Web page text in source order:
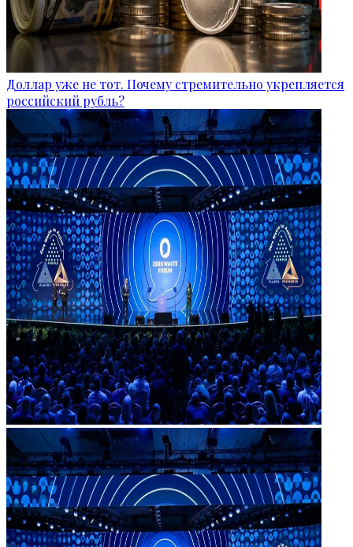
Доллар уже не тот. Почему стремительно укрепляется
российский рубль?